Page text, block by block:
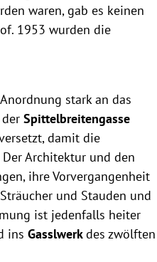
waren, gab es keinen
1953 wurden die
stark an das
Spittelbreitengasse
damit die
Architektur und den
ihre Vorvergangenheit
und Stauden und
ist jedenfalls heiter
ins Gasslwerkdes zwölften